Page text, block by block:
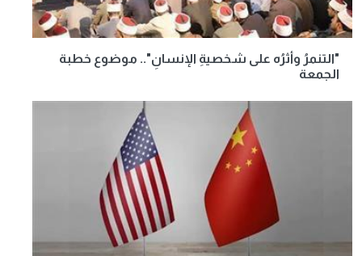
"التنمرُ وأثرُه على شخصيةِ الإنسانِ".. موضوع خطبة
الجمعة